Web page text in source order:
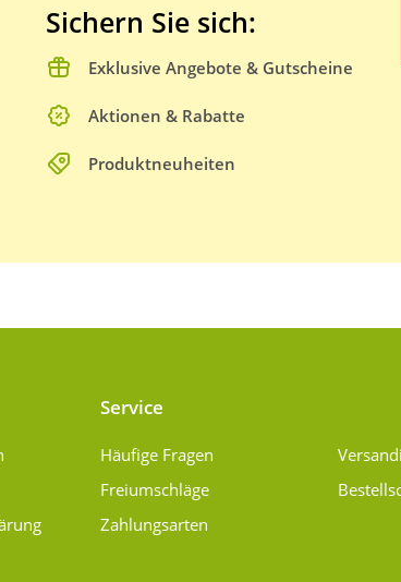
Sichern Sie sich:
Exklusive Angebote & Gutscheine
Aktionen & Rabatte
Produktneuheiten
Service
Häufige Fragen
Freiumschläge
Zahlungsarten